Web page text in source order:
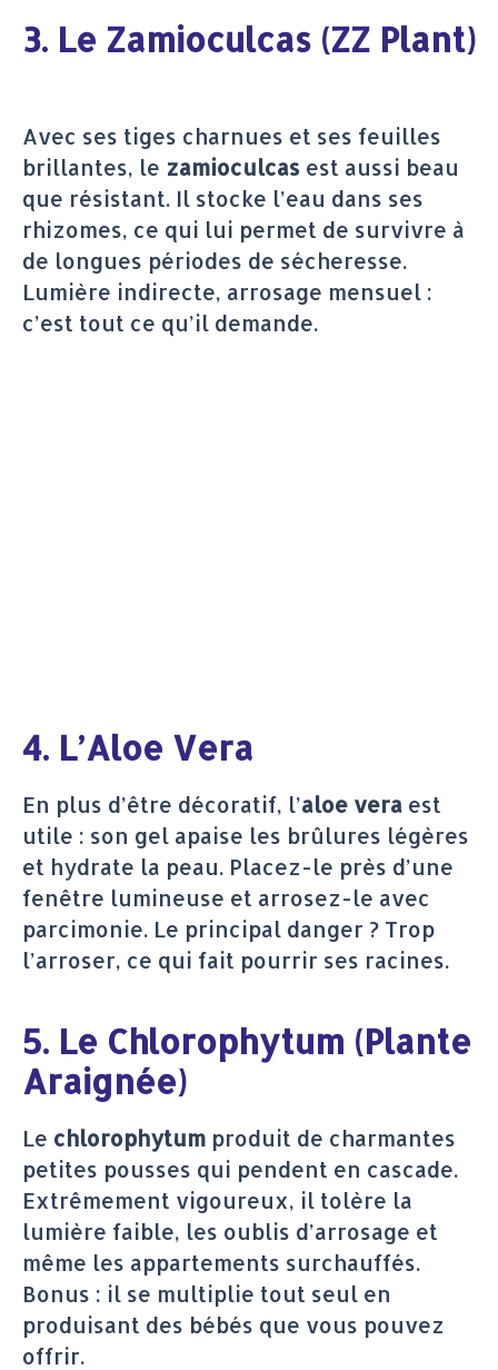
3. Le Zamioculcas (ZZ Plant)
Avec ses tiges charnues et ses feuilles
brillantes, le zamioculcas est aussi beau
que résistant. Il stocke l’eau dans ses
rhizomes, ce qui lui permet de survivre à
de longues périodes de sécheresse.
Lumière indirecte, arrosage mensuel :
c’est tout ce qu’il demande.
4. L’Aloe Vera
En plus d’être décoratif, l’aloe vera est
utile : son gel apaise les brûlures légères
et hydrate la peau. Placez-le près d’une
fenêtre lumineuse et arrosez-le avec
parcimonie. Le principal danger ? Trop
l’arroser, ce qui fait pourrir ses racines.
5. Le Chlorophytum (Plante
Araignée)
Le chlorophytum produit de charmantes
petites pousses qui pendent en cascade.
Extrêmement vigoureux, il tolère la
lumière faible, les oublis d’arrosage et
même les appartements surchauffés.
Bonus : il se multiplie tout seul en
produisant des bébés que vous pouvez
offrir.